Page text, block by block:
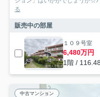
る
販売中の部屋
１０９号室
6,480万円
1階 /
中古マンション